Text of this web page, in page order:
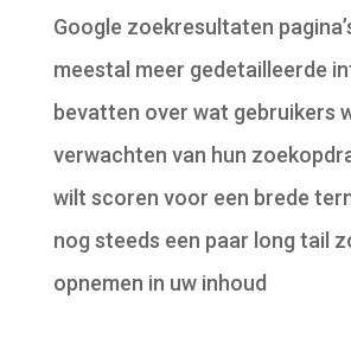
Google zoekresultaten
meestal meer gedetailleerde
bevatten over wat gebruikers
verwachten van hun
wilt scoren voor een brede
nog steeds een paar long tail
opnemen in uw inhoud